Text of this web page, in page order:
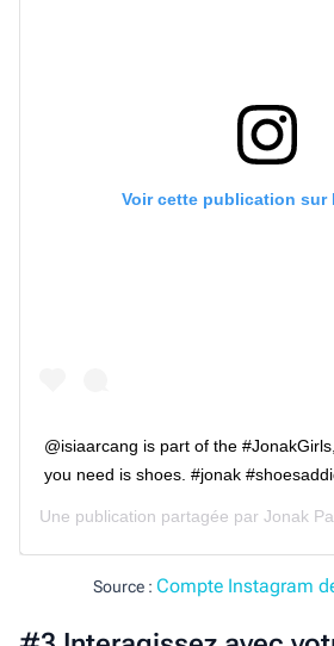
Voir cette publication sur
@isiaarcang is part of the
you need is shoes. #jonak
Une publication partagée par Jonak
Source : Compte Instagram